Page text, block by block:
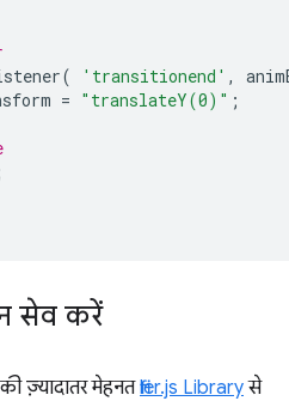
( 'transitionend' ,
= "translateY(0)" ;
सेव करें
ज़्यादातर मेहनतfiler.js Libraryसे